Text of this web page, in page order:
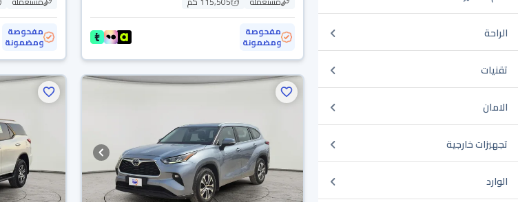
الراحة
تقنيات
الامان
تجهيزات خارجية
الوارد
مفحوصة
ومضمونة
مفحوصة
ومضمونة